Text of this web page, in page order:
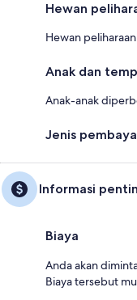
Hewan
Hewan
Anak dan
Anak-anak
Jenis
Informasi
Biaya
Anda akan
Biaya tersebut